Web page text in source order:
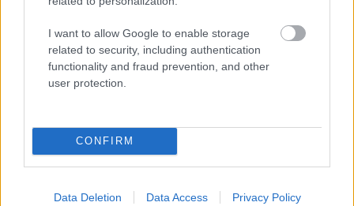
I want to allow Google to enable storage
related to security, including authentication
functionality and fraud prevention, and other
user protection.
CONFIRM
Data Deletion Data Access Privacy Policy
Domenicali-exkluzív: „Messze nem lefutott még
a szezon”
Domenicali-exkluzív: „Az F1 hihetetlen lehetőség